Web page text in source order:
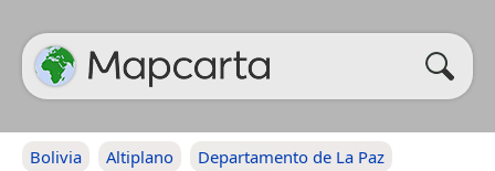
Bolivia Altiplano Departamento de La Paz